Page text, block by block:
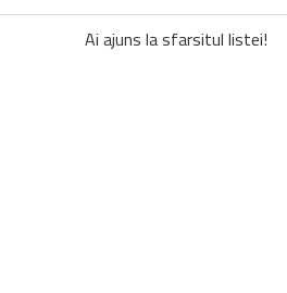
Ai ajuns la sfarsitul listei!